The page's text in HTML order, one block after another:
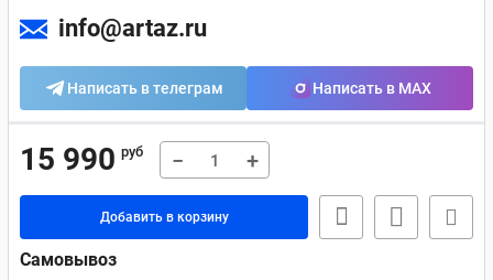
info@artaz.ru
Написать в телеграм Написать в MAX
15 990 руб − +
Добавить в корзину
Самовывоз